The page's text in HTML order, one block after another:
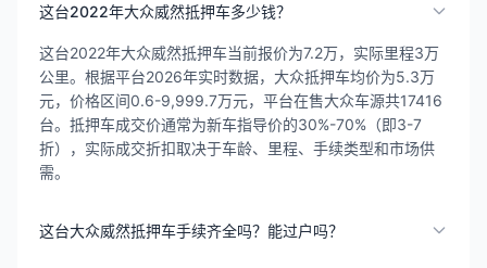
这台2022年大众威然抵押车多少钱？
这台2022年大众威然抵押车当前报价为7.2万，实际里程3万
公里。根据平台2026年实时数据，大众抵押车均价为5.3万
元，价格区间0.6-9,999.7万元，平台在售大众车源共17416
台。抵押车成交价通常为新车指导价的30%-70%（即3-7
折），实际成交折扣取决于车龄、里程、手续类型和市场供
需。
这台大众威然抵押车手续齐全吗？能过户吗？